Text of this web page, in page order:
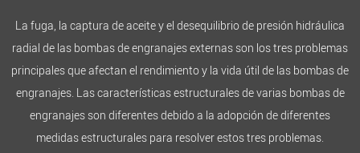
La fuga, la captura de aceite y el desequilibrio de presión hidráulica
radial de las bombas de engranajes externas son los tres problemas
principales que afectan el rendimiento y la vida útil de las bombas de
engranajes. Las características estructurales de varias bombas de
engranajes son diferentes debido a la adopción de diferentes
medidas estructurales para resolver estos tres problemas.